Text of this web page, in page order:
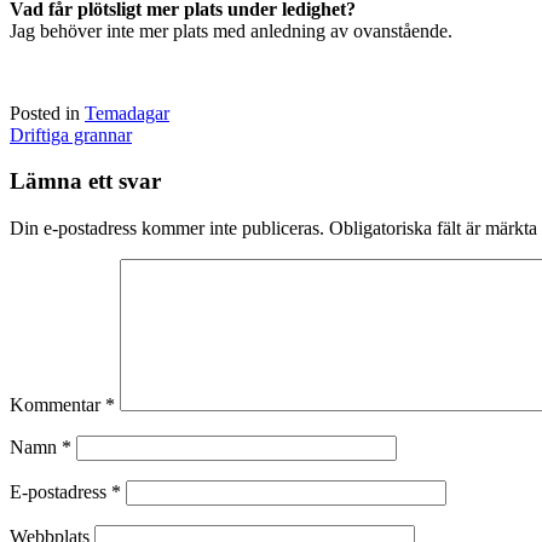
Vad får plötsligt mer plats under ledighet?
Jag behöver inte mer plats med anledning av ovanstående.
Posted in Temadagar
Post
Driftiga grannar
Lämna ett svar
Din e-postadress kommer inte publiceras. Obligatoriska fält är märkta
Kommentar *
Namn *
E-postadress *
Webbplats